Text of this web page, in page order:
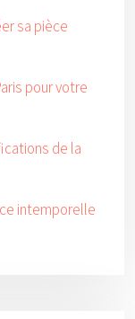
sa pièce
pour votre
de la
intemporelle